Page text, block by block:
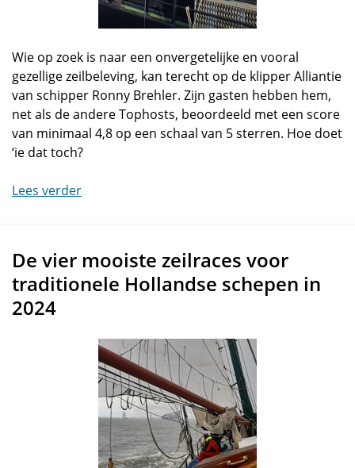
Wie op zoek is naar een onvergetelijke en vooral
gezellige zeilbeleving, kan terecht op de klipper Alliantie
van schipper Ronny Brehler. Zijn gasten hebben hem,
net als de andere Tophosts, beoordeeld met een score
van minimaal 4,8 op een schaal van 5 sterren. Hoe doet
‘ie dat toch?
Lees verder
De vier mooiste zeilraces voor
traditionele Hollandse schepen in
2024